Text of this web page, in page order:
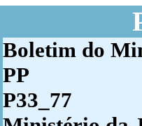
Boletim do
PP
P33_77